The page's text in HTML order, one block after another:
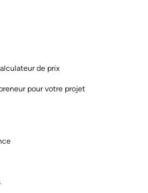
de prix
pour votre projet